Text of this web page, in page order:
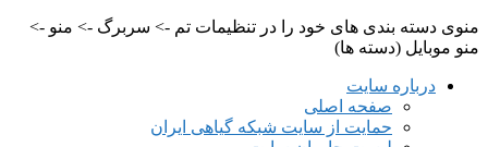
منوی دسته بندی های خود را در تنظیمات تم -> سربرگ -> منو ->
منو موبایل (دسته ها)
درباره سایت
صفحه اصلی
حمایت از سایت شبکه گیاهی ایران